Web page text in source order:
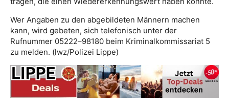
Wer Angaben zu den abgebildeten Männern machen
kann, wird gebeten, sich telefonisch unter der
Rufnummer 05222–98180 beim Kriminalkommissariat 5
zu melden. (lwz/Polizei Lippe)